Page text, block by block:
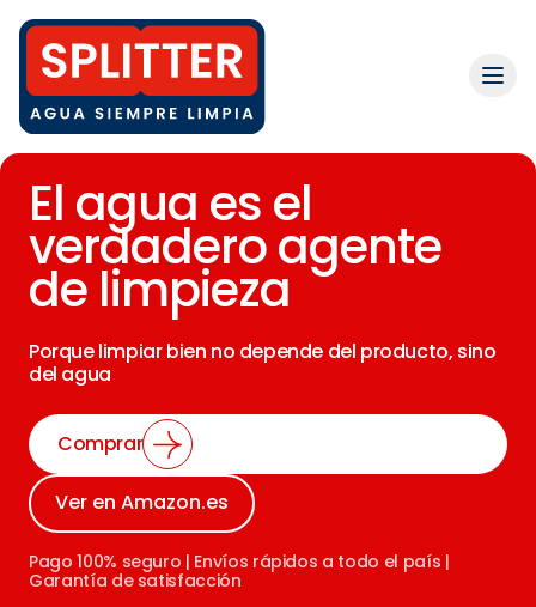
El agua es el
verdadero agente
de limpieza
Porque limpiar bien no depende del producto, sino
del agua
Comprar
Ver en Amazon.es
Pago 100% seguro | Envíos rápidos a todo el país |
Garantía de satisfacción